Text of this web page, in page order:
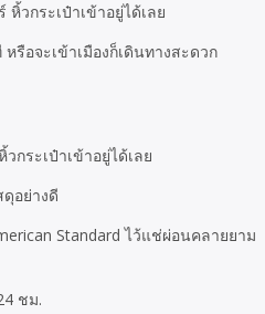
หิ้วกระเป๋าเข้าอยู่ได้เลย
รือจะเข้าเมืองก็เดินทางสะดวก
กระเป๋าเข้าอยู่ได้เลย
อย่างดี
Standard ไว้แช่ผ่อนคลายยาม
ชม.